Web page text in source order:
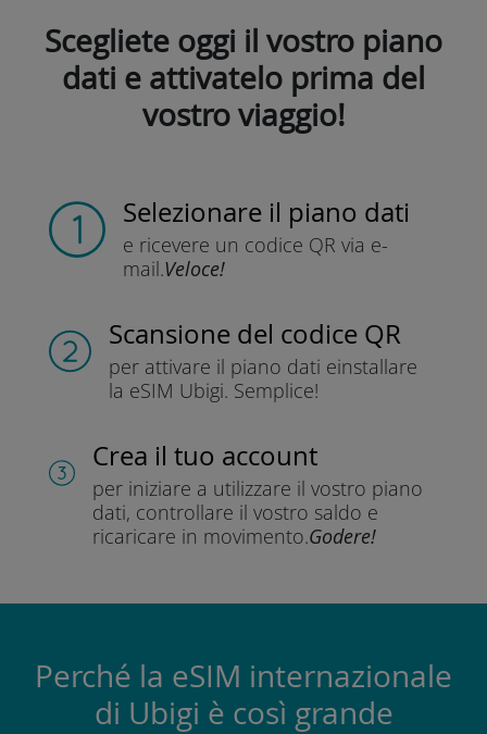
Scegliete oggi il vostro piano
dati e attivatelo prima del
vostro viaggio!
Selezionare il piano dati
e ricevere un codice QR via e-
mail.Veloce!
Scansione del codice QR
per attivare il piano dati einstallare
la eSIM Ubigi. Semplice!
Crea il tuo account
per iniziare a utilizzare il vostro piano
dati, controllare il vostro saldo e
ricaricare in movimento.Godere!
Perché la eSIM internazionale
di Ubigi è così grande